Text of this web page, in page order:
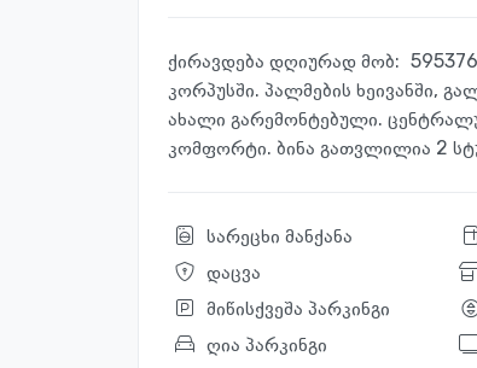
ქირავდება დღიურად მობ:
კორპუსში. პალმების ხეივანში,
ახალი გარემონტებული.
კომფორტი. ბინა გათვლილია 2
სარეცხი მანქანა
დაცვა
მიწისქვეშა პარკინგი
ღია პარკინგი